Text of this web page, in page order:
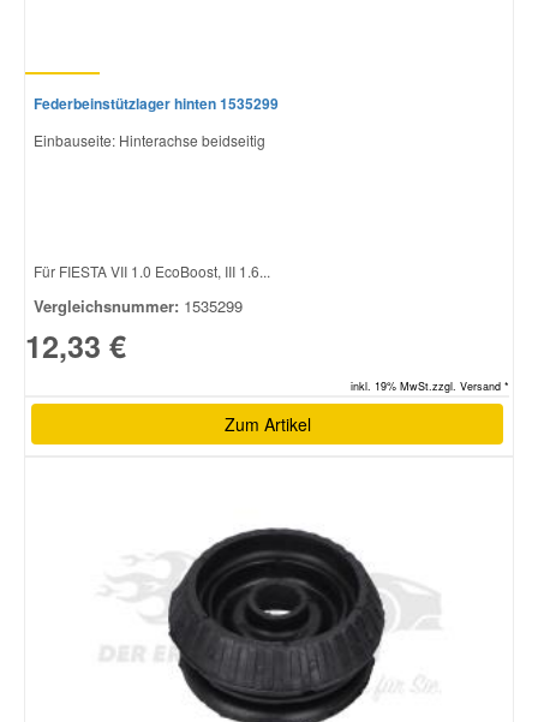
Federbeinstützlager hinten 1535299
Einbauseite: Hinterachse beidseitig
Für FIESTA VII 1.0 EcoBoost, III 1.6...
Vergleichsnummer: 1535299
12,33 €
inkl. 19% MwSt.zzgl. Versand *
Zum Artikel